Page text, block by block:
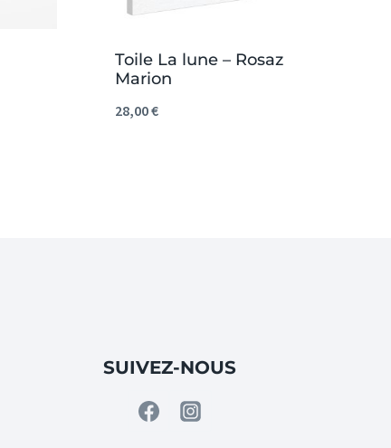
Toile La lune – Rosaz
Marion
28,00€
SUIVEZ-NOUS